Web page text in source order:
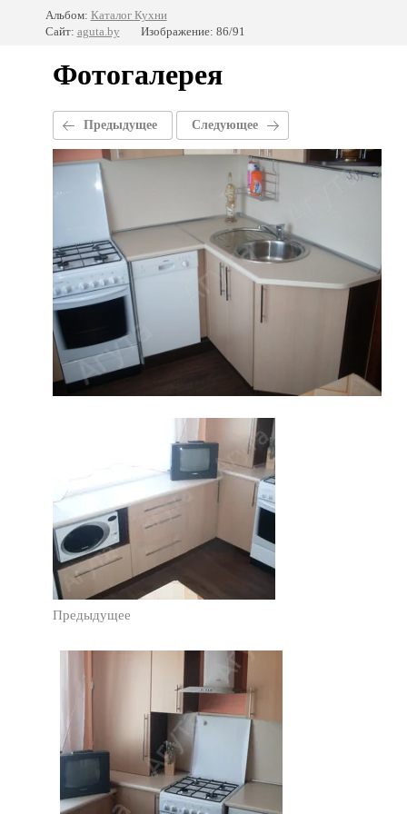
Альбом: Каталог Кухни
Сайт: aguta.by Изображение: 86/91
Фотогалерея
Предыдущее Следующее
Предыдущее